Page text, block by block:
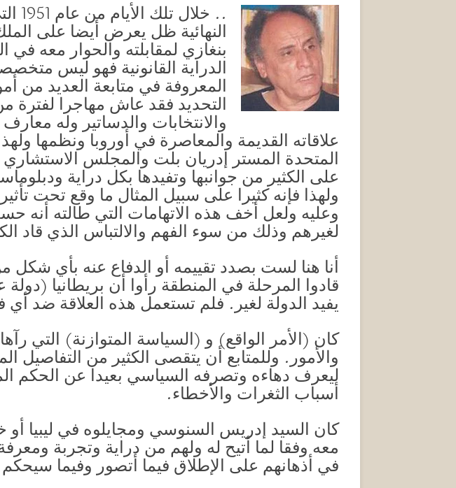
..
النهائية ظل يعرض أيضا على
بنغازي لمقابلته والحوار معه
الدراية القانونية فهو ليس
المعروفة في متابعة العديد من
التحديد فقد عاش مهاجرا
والانتخابات والدساتير وله
علاقاته القديمة والمعاصرة في أوروبا ونظمها
المتحدة المستر إدريان بلت والمجلس الاستشاري
على الكثير من جوانبها وتفيدها بكل دراية
ولهذا فإنه كثيرا على سبيل المثال ما وقع تحت
وعليه ولعل أخف هذه الاتهامات التي طالته أنه
لغيرهم وذلك من سوء الفهم والالتباس الذي قاد
أنا هنا لست بصدد تقييمه أو الدفاع عنه بأي
قادوا المرحلة في المنطقة رأوا أن بريطانيا
يفيد الدولة لغير. فلم تستعمل هذه العلاقة ضد
كان (الأمر الواقع) و (السياسة المتوازنة) التي
والأمور. وللمتابع أن يتقصى الكثير من التفاصيل
ليعرف دهاءه وتصرفه السياسي بعيدا عن الحكم
أسباب الثغرات والأخطاء.
كان السيد إدريس السنوسي ومجايلوه في ليبيا أو
معه وفقا لما أتيح له ولهم من دراية وتجربة
في أذهانهم على الإطلاق فيما أتصور وفيما سيحكم